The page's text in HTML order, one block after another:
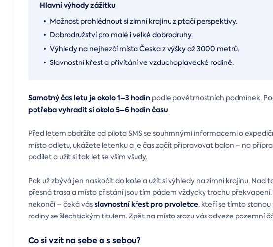
Hlavní výhody zážitku
Možnost prohlédnout si zimní krajinu z ptačí perspektivy.
Dobrodružství pro malé i velké dobrodruhy.
Výhledy na nejhezčí místa Česka z výšky až 3000 metrů.
Slavnostní křest a přivítání ve vzduchoplavecké rodině.
Samotný čas letu je okolo 1–3 hodin podle povětrnostních podmínek.
potřeba vyhradit si okolo 5–6 hodin času.
Před letem obdržíte od pilota SMS se souhrnnými informacemi o
místo odletu, ukážete letenku a je čas začít připravovat balon – na
podílet a užít si tak let se vším všudy.
Pak už zbývá jen naskočit do koše a užít si výhledy na zimní krajinu.
přesná trasa a místo přistání jsou tím pádem vždycky trochu
nekončí – čeká vásslavnostní křest pro prvoletce, kteří se tímto
rodiny se šlechtickým titulem. Zpět na místo srazu vás odveze pozemní
Co si vzít na sebe a s sebou?